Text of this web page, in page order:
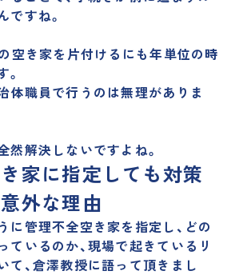
ですね。
空き家を片付けるにも年単位の時
。
体職員で行うのは無理がありま
然解決しないですよね。
家に指定しても対策
外な理由
に管理不全空き家を指定し、どの
ているのか、現場で起きているリ
て、倉澤教授に語って頂きまし